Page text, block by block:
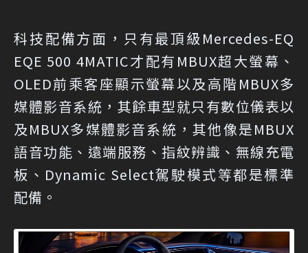
科技配備方面，只有最頂級Mercedes-EQ
EQE 500 4MATIC才配有MBUX超大螢幕、
OLED前乘客座顯示螢幕以及高階MBUX多
媒體影音系統，其餘車型就只有數位儀表以
及MBUX多媒體影音系統，其他像是MBUX
語音功能、遠端服務、指紋辨識、無線充電
板、Dynamic Select駕駛模式等都是標準
配備。